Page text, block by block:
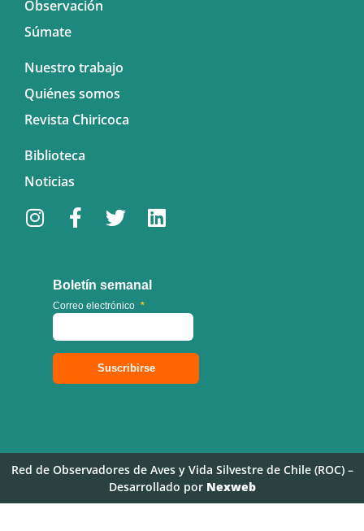
Observación
Súmate
Nuestro trabajo
Quiénes somos
Revista Chiricoca
Biblioteca
Noticias
Boletín semanal
Correo electrónico *
Red de Observadores de Aves y Vida Silvestre de Chile (ROC) –
Desarrollado por Nexweb